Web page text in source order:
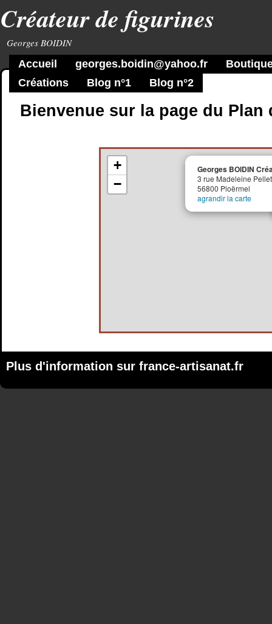
Créateur de figurines
Georges BOIDIN
Bienvenue sur la page du Plan
Georges BOIDIN
3 rue Madeleine
56800 Ploërmel
agrandir la carte
+
−
Plus d'information sur france-artisanat.fr
Accueil georges.boidin@yahoo.fr
Créations
Blog n°1 Blog n°2